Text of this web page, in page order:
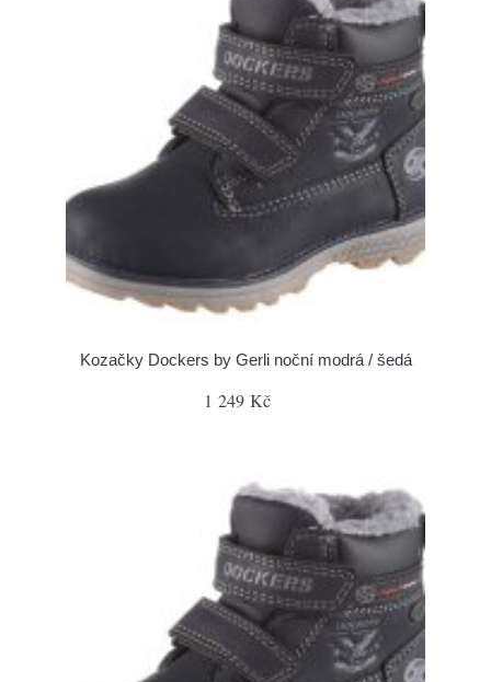
Kozačky Dockers by Gerli noční modrá / šedá
1 249 Kč